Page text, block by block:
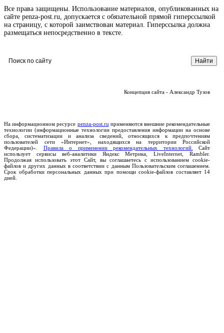
Все права защищены. Использование материалов, опубликованных на
сайте penza-post.ru, допускается с обязательной прямой гиперссылкой
на страницу, с которой заимствован материал. Гиперссылка должна
размещаться непосредственно в тексте.
Концепция сайта - Александр Тузов
На информационном ресурсе penza-post.ru применяются внешние рекомендательные
технологии (информационные технологии предоставления информации на основе
сбора, систематизации и анализа сведений, относящихся к предпочтениям
пользователей сети «Интернет», находящихся на территории Российской
Федерации)». Правила о применении рекомендательных технологий.
Сайт
использует сервисы веб-аналитики Яндекс Метрика, LiveInternet, Rambler.
Продолжая использовать этот Сайт, вы соглашаетесь с использованием cookie-
файлов и других данных в соответствии с данным Пользовательским соглашением.
Срок обработки персональных данных при помощи cookie-файлов составляет 14
дней.